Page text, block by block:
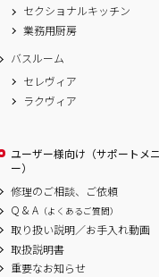
セクショナルキッチン
業務用厨房
バスルーム
セレヴィア
ラクヴィア
ユーザー様向け（サポートメ
ー）
修理のご相談、ご依頼
Q & A （よくあるご質問）
取り扱い説明／お手入れ動画
取扱説明書
重要なお知らせ